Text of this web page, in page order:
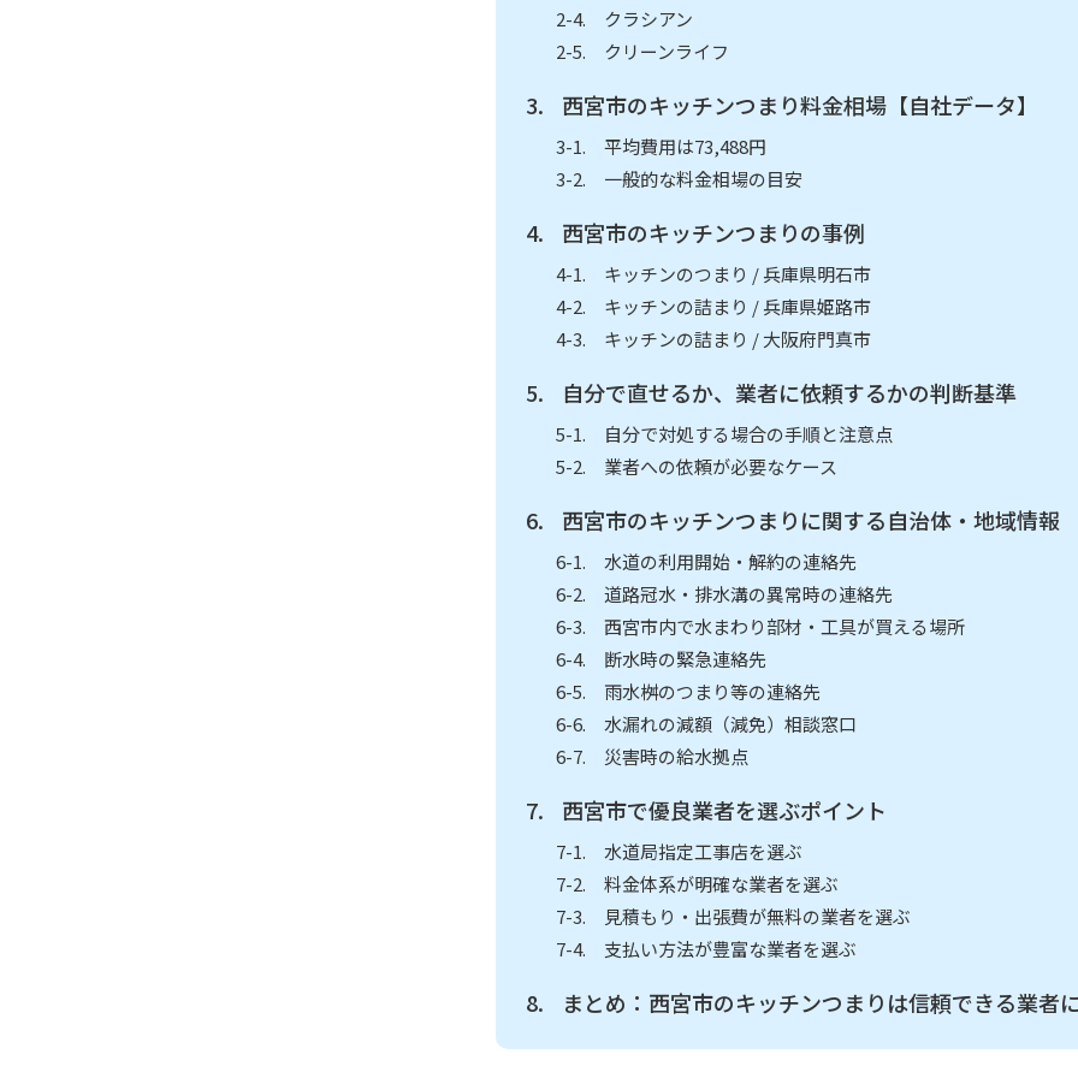
クラシアン
クリーンライフ
西宮市のキッチンつまり料金相場【自社データ】
平均費用は73,488円
一般的な料金相場の目安
西宮市のキッチンつまりの事例
キッチンのつまり / 兵庫県明石市
キッチンの詰まり / 兵庫県姫路市
キッチンの詰まり / 大阪府門真市
自分で直せるか、業者に依頼するかの判断基準
自分で対処する場合の手順と注意点
業者への依頼が必要なケース
西宮市のキッチンつまりに関する自治体・地域情報
水道の利用開始・解約の連絡先
道路冠水・排水溝の異常時の連絡先
西宮市内で水まわり部材・工具が買える場所
断水時の緊急連絡先
雨水桝のつまり等の連絡先
水漏れの減額（減免）相談窓口
災害時の給水拠点
西宮市で優良業者を選ぶポイント
水道局指定工事店を選ぶ
料金体系が明確な業者を選ぶ
見積もり・出張費が無料の業者を選ぶ
支払い方法が豊富な業者を選ぶ
まとめ：西宮市のキッチンつまりは信頼できる業者